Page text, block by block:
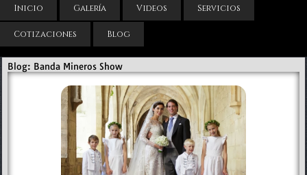
Inicio Galería Videos Servicios
Cotizaciones Blog
Blog: Banda Mineros Show